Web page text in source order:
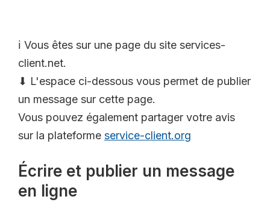
ℹ️ Vous êtes sur une page du site services-
client.net.
⬇ L'espace ci-dessous vous permet de publier
un message sur cette page.
Vous pouvez également partager votre avis
sur la plateforme service-client.org
Écrire et publier un message
en ligne